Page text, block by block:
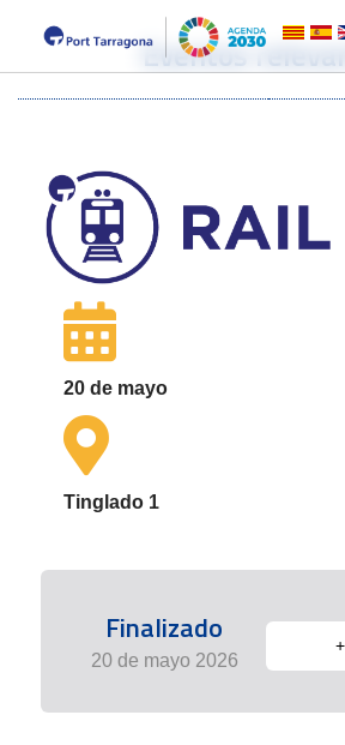
Eventos
20 de mayo
Tinglado 1
Finalizado
20 de mayo 2026